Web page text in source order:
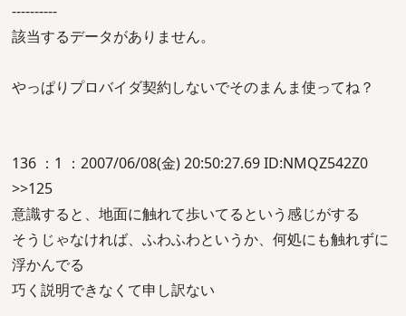
----------
該当するデータがありません。
やっぱりプロバイダ契約しないでそのまんま使ってね？
136 ：1 ：2007/06/08(金) 20:50:27.69 ID:NMQZ542Z0
>>125
意識すると、地面に触れて歩いてるという感じがする
そうじゃなければ、ふわふわというか、何処にも触れずに
浮かんでる
巧く説明できなくて申し訳ない